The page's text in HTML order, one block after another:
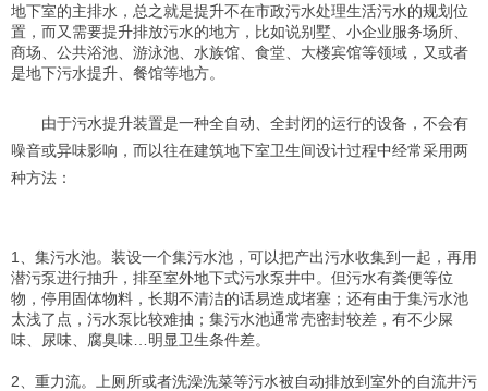
地下室的主排水，总之就是提升不在市政污水处理生活污水的规划位
置，而又需要提升排放污水的地方，比如说别墅、小企业服务场所、
商场、公共浴池、游泳池、水族馆、食堂、大楼宾馆等领域，又或者
是地下污水提升、餐馆等地方。
由于污水提升装置是一种全自动、全封闭的运行的设备，不会有
噪音或异味影响，而以往在建筑地下室卫生间设计过程中经常采用两
种方法：
1、集污水池。装设一个集污水池 ，可以把产出污水收集到一起，再用
潜污泵进行抽升，排至室外地下式污水泵井中。但污水有粪便等位
物，停用固体物料，长期不清洁的话易造成堵塞；还有由于集污水池
太浅了点 ，污水泵比较难抽； 集污水池通常壳密封较差，有不少屎
味、尿味、腐臭味…明显卫生条件差。
2、重力流。上厕所或者洗澡洗菜等污水被自动排放到室外的自流井污